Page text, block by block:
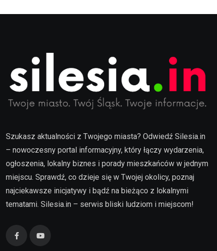
Szukasz aktualności z Twojego miasta? Odwiedź Silesia.in
– nowoczesny portal informacyjny, który łączy wydarzenia,
ogłoszenia, lokalny biznes i porady mieszkańców w jednym
miejscu. Sprawdź, co dzieje się w Twojej okolicy, poznaj
najciekawsze inicjatywy i bądź na bieżąco z lokalnymi
tematami. Silesia.in – serwis bliski ludziom i miejscom!